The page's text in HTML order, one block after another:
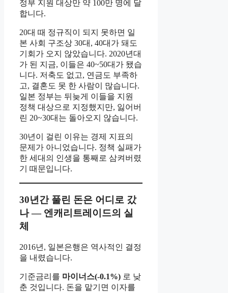
정부 지원 대상만 약 100만 명에 달
합니다.
20대 때 정규직이 되지 못하면 일
본 사회 구조상 30대, 40대가 돼도
기회가 오지 않았습니다. 2020년대
가 된 지금, 이들은 40~50대가 됐습
니다. 저축도 없고, 연금도 부족하
고, 결혼도 못 한 사람이 많습니다.
일본 정부는 뒤늦게 이들을 지원
정책 대상으로 지정했지만, 잃어버
린 20~30대는 돌아오지 않습니다.
30년이 걸린 이유는 경제 지표의
문제가 아니었습니다. 정책 실패가
한 세대의 인생을 통째로 삼켜버렸
기 때문입니다.
30년간 풀린 돈은 어디로 갔
나 — 엔캐리트레이드의 실
체
2016년, 일본은행은 역사적인 결정
을 내렸습니다.
기준금리를 마이너스(-0.1%) 로 낮
춘 것입니다. 돈을 맡기면 이자를